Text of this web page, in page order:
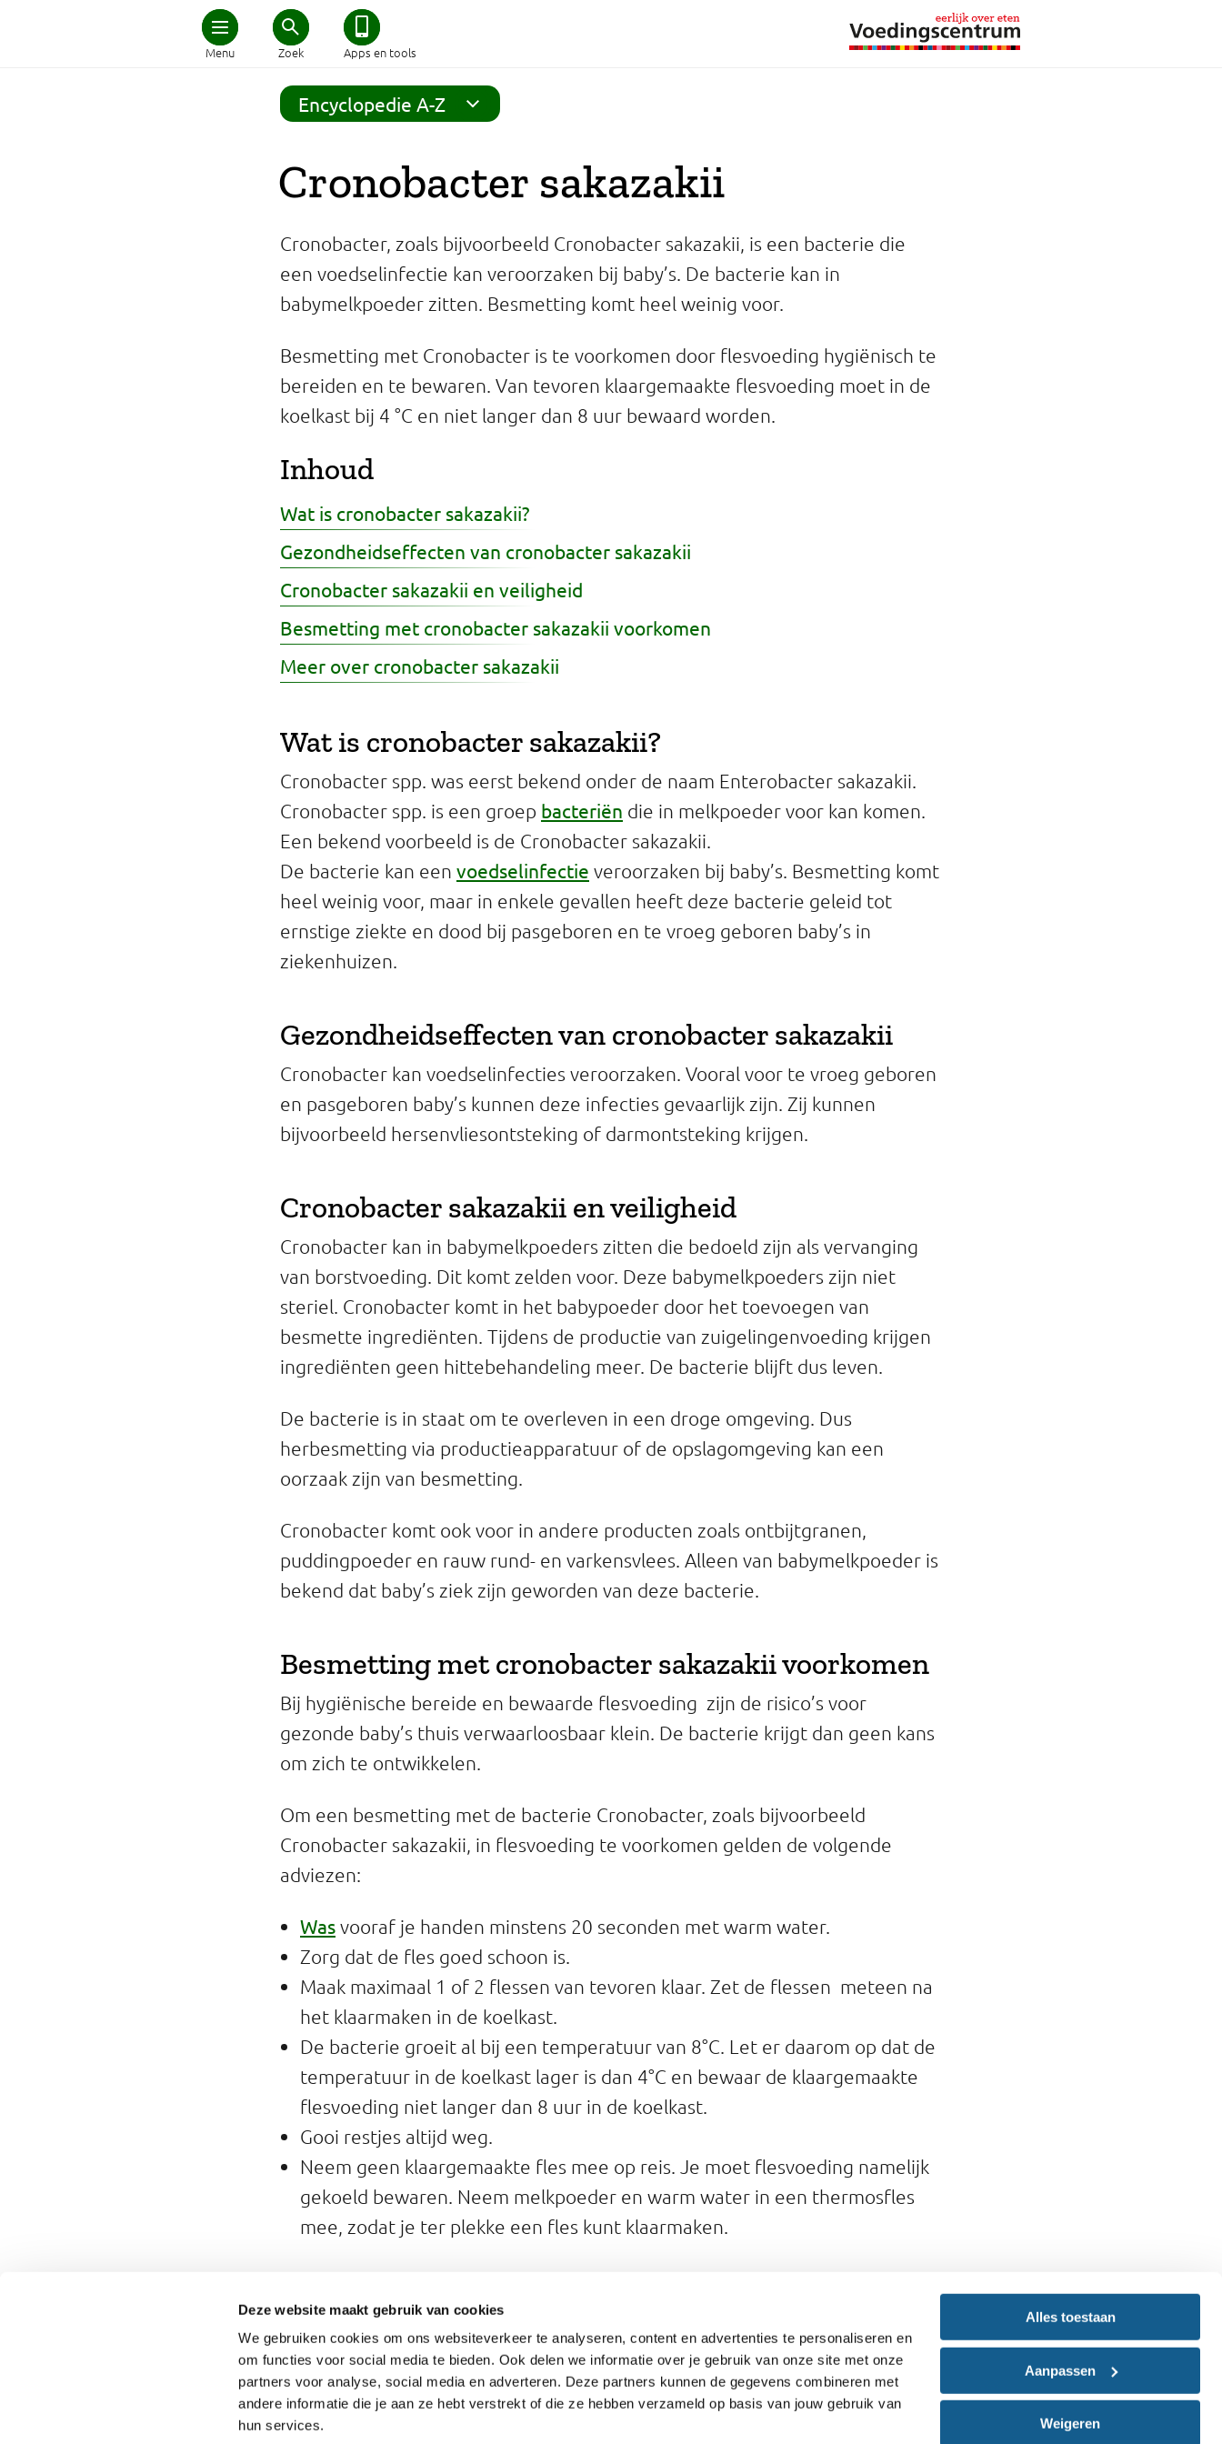
Deze website maakt gebruik van cookies
We gebruiken cookies om ons websiteverkeer te analyseren, content en advertenties te personaliseren en
om functies voor social media te bieden. Ook delen we informatie over je gebruik van onze site met onze
partners voor analyse, social media en adverteren. Deze partners kunnen de gegevens combineren met
andere informatie die je aan ze hebt verstrekt of die ze hebben verzameld op basis van jouw gebruik van
hun services.
Alles toestaan
Aanpassen
Weigeren
Menu Zoek Apps en tools
Home
Schijf van Vijf
Afvallen
Zwanger en kind
Duurzaam eten
Veilig eten
Professionals
Eetomgevingen
Encyclopedie A-Z
Cronobacter sakazakii
Cronobacter, zoals bijvoorbeeld Cronobacter sakazakii, is een bacterie die
een voedselinfectie kan veroorzaken bij baby’s. De bacterie kan in
babymelkpoeder zitten. Besmetting komt heel weinig voor.
Besmetting met Cronobacter is te voorkomen door flesvoeding hygiënisch te
bereiden en te bewaren. Van tevoren klaargemaakte flesvoeding moet in de
koelkast bij 4 °C en niet langer dan 8 uur bewaard worden.
Inhoud
Wat is cronobacter sakazakii?
Gezondheidseffecten van cronobacter sakazakii
Cronobacter sakazakii en veiligheid
Besmetting met cronobacter sakazakii voorkomen
Meer over cronobacter sakazakii
Wat is cronobacter sakazakii?
Cronobacter spp. was eerst bekend onder de naam Enterobacter sakazakii.
Cronobacter spp. is een groep bacteriën die in melkpoeder voor kan komen.
Een bekend voorbeeld is de Cronobacter sakazakii.
De bacterie kan een voedselinfectie veroorzaken bij baby’s. Besmetting komt
heel weinig voor, maar in enkele gevallen heeft deze bacterie geleid tot
ernstige ziekte en dood bij pasgeboren en te vroeg geboren baby’s in
ziekenhuizen.
Gezondheidseffecten van cronobacter sakazakii
Cronobacter kan voedselinfecties veroorzaken. Vooral voor te vroeg geboren
en pasgeboren baby’s kunnen deze infecties gevaarlijk zijn. Zij kunnen
bijvoorbeeld hersenvliesontsteking of darmontsteking krijgen.
Cronobacter sakazakii en veiligheid
Cronobacter kan in babymelkpoeders zitten die bedoeld zijn als vervanging
van borstvoeding. Dit komt zelden voor. Deze babymelkpoeders zijn niet
steriel. Cronobacter komt in het babypoeder door het toevoegen van
besmette ingrediënten. Tijdens de productie van zuigelingenvoeding krijgen
ingrediënten geen hittebehandeling meer. De bacterie blijft dus leven.
De bacterie is in staat om te overleven in een droge omgeving. Dus
herbesmetting via productieapparatuur of de opslagomgeving kan een
oorzaak zijn van besmetting.
Cronobacter komt ook voor in andere producten zoals ontbijtgranen,
puddingpoeder en rauw rund- en varkensvlees. Alleen van babymelkpoeder is
bekend dat baby’s ziek zijn geworden van deze bacterie.
Besmetting met cronobacter sakazakii voorkomen
Bij hygiënische bereide en bewaarde flesvoeding zijn de risico’s voor
gezonde baby’s thuis verwaarloosbaar klein. De bacterie krijgt dan geen kans
om zich te ontwikkelen.
Om een besmetting met de bacterie Cronobacter, zoals bijvoorbeeld
Cronobacter sakazakii, in flesvoeding te voorkomen gelden de volgende
adviezen:
Was vooraf je handen minstens 20 seconden met warm water.
Zorg dat de fles goed schoon is.
Maak maximaal 1 of 2 flessen van tevoren klaar. Zet de flessen meteen na
het klaarmaken in de koelkast.
De bacterie groeit al bij een temperatuur van 8°C. Let er daarom op dat de
temperatuur in de koelkast lager is dan 4°C en bewaar de klaargemaakte
flesvoeding niet langer dan 8 uur in de koelkast.
Gooi restjes altijd weg.
Neem geen klaargemaakte fles mee op reis. Je moet flesvoeding namelijk
gekoeld bewaren. Neem melkpoeder en warm water in een thermosfles
mee, zodat je ter plekke een fles kunt klaarmaken.
Meer over cronobacter sakazakii
Werkgroep Infectie Preventie:www.wip.nl
Nederlandse Voedsel- en Warenautoriteit:www.nvwa.nl